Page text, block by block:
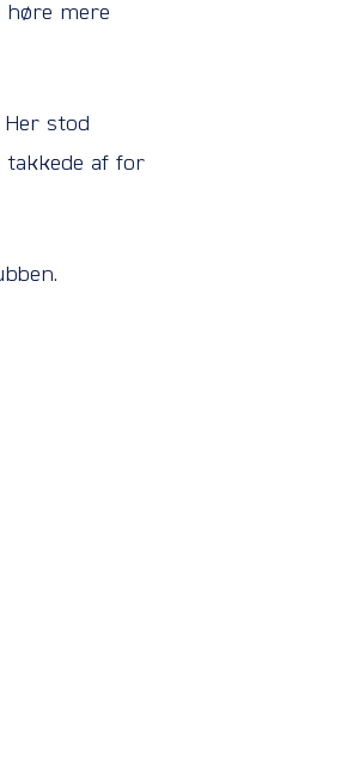
høre mere
stod
takkede af for